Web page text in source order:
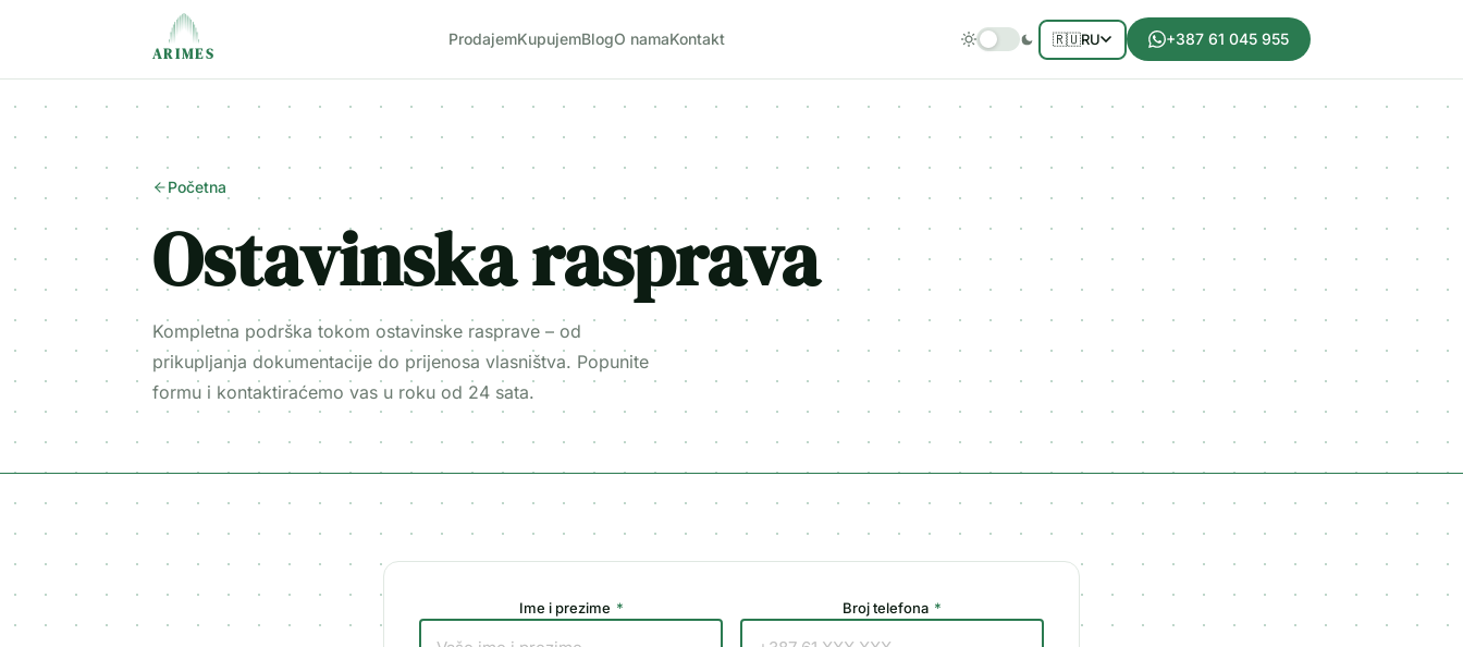
ARIMES
ProdajemKupujemBlogO namaKontakt 🇷🇺RU +387 61 045 955
Početna
Ostavinska rasprava
Kompletna podrška tokom ostavinske rasprave – od
prikupljanja dokumentacije do prijenosa vlasništva. Popunite
formu i kontaktiraćemo vas u roku od 24 sata.
Ime i prezime * Broj telefona *